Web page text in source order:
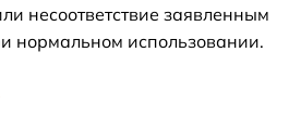
несоответствие заявленным
нормальном использовании.